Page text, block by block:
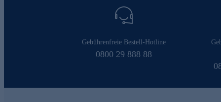
Gebührenfreie Bestell-Hotline
0800 29 888 88